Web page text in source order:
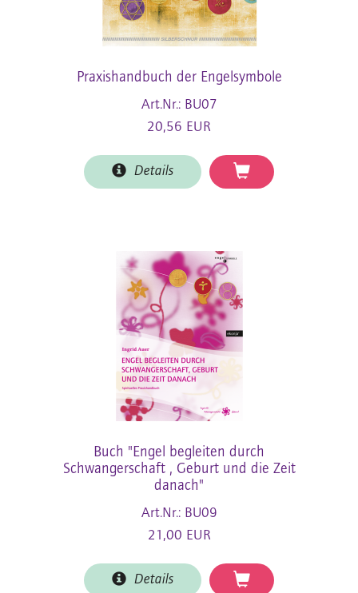
Praxishandbuch der Engelsymbole
Art.Nr.: BU07
20,56 EUR
Details
Buch "Engel begleiten durch
Schwangerschaft , Geburt und die Zeit
danach"
Art.Nr.: BU09
21,00 EUR
Details